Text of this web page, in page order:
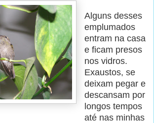
Alguns desses
emplumados
entram na casa
e ficam presos
nos vidros.
Exaustos, se
deixam pegar e
descansam por
longos tempos
até nas minhas